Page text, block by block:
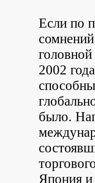
Если по
2002
было.
Япония